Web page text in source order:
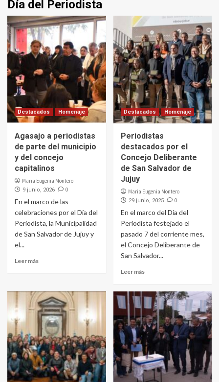
Día del Periodista
Destacados Homenaje
Agasajo a periodistas
de parte del municipio
y del concejo
capitalinos
Maria Eugenia Montero
9 junio, 2026 0
En el marco de las
celebraciones por el Día del
Periodista, la Municipalidad
de San Salvador de Jujuy y
el...
Leer más
Destacados Homenaje
Periodistas
destacados por el
Concejo Deliberante
de San Salvador de
Jujuy
Maria Eugenia Montero
29 junio, 2025 0
En el marco del Día del
Periodista festejado el
pasado 7 del corriente mes,
el Concejo Deliberante de
San Salvador...
Leer más